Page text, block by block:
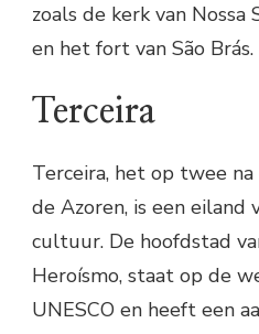
zoals de kerk van Nossa
en het fort van São Brás.
Terceira
Terceira, het op twee
de Azoren, is een eiland
cultuur. De hoofdstad
Heroísmo, staat op de
UNESCO en heeft een